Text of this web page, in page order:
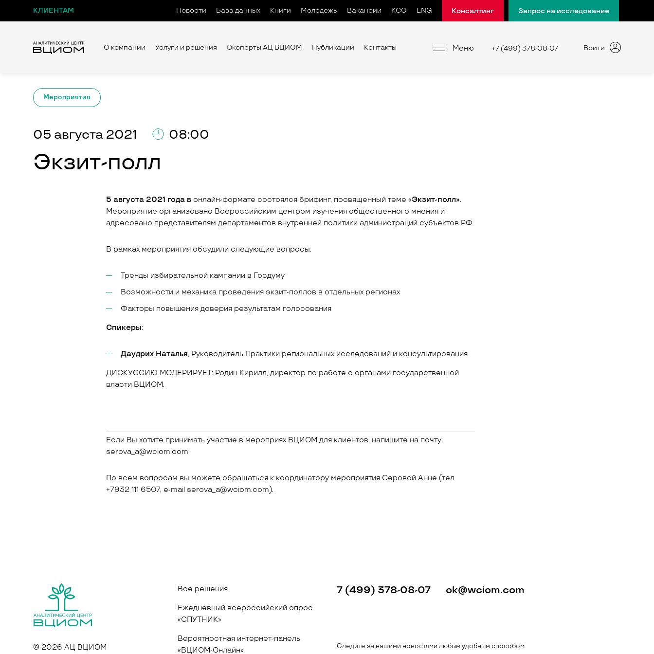
КЛИЕНТАМ Новости База данных Книги Молодежь Вакансии КСО ENG Консалтинг Запрос на исследование
О компании Услуги и решения Эксперты АЦ ВЦИОМ Публикации Контакты Меню +7 (499) 378-08-07 Войти
Мероприятия
05 августа 2021 08:00
Экзит-полл
5 августа 2021 года в онлайн-формате состоялся брифинг, посвященный теме «Экзит-полл».
Мероприятие организовано Всероссийским центром изучения общественного мнения и
адресовано представителям департаментов внутренней политики администраций субъектов РФ.
В рамках мероприятия обсудили следующие вопросы:
Тренды избирательной кампании в Госдуму
Возможности и механика проведения экзит-поллов в отдельных регионах
Факторы повышения доверия результатам голосования
Спикеры:
Даудрих Наталья, Руководитель Практики региональных исследований и консультирования
ДИСКУССИЮ МОДЕРИРУЕТ: Родин Кирилл, директор по работе с органами государственной
власти ВЦИОМ.
Если Вы хотите принимать участие в мероприях ВЦИОМ для клиентов, напишите на почту:
serova_a@wciom.com
По всем вопросам вы можете обращаться к координатору мероприятия Серовой Анне (тел.
+7932 111 6507, e-mail serova_a@wciom.com).
© 2026 АЦ ВЦИОМ
Все решения
Ежедневный всероссийский опрос
«СПУТНИК»
Вероятностная интернет-панель
«ВЦИОМ-Онлайн»
7 (499) 378-08-07 ok@wciom.com
Следите за нашими новостями любым удобным способом: